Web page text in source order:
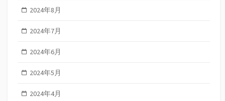
2024年8月
2024年7月
2024年6月
2024年5月
2024年4月